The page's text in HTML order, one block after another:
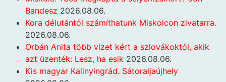
Bandesz 2026.08.06.
Kora délutántól számíthatunk Miskolcon zivatarra.
2026.08.06.
Orbán Anita több vizet kért a szlovákoktól, akik
azt üzenték: Lesz, ha esik 2026.08.06.
Kis magyar Kalinyingrád. Sátoraljaújhely